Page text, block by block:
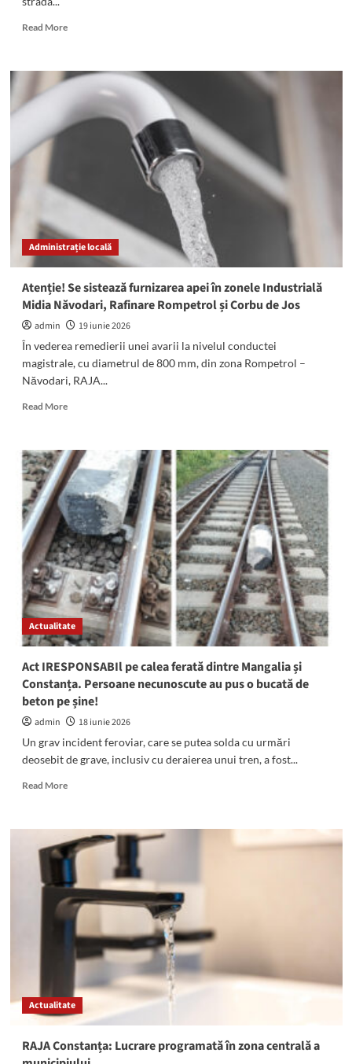
Read MoreRead
Pompierii
în
ALERTĂ!
A
luat
din
Albești
Administrație locală
Atenție! Se sistează furnizarea apei în zonele Industrială
Midia Năvodari, Rafinare Rompetrol și Corbu de Jos
admin
19 iunie 2026
În vederea remedierii unei avarii la nivelul conductei
magistrale, cu diametrul de 800 mm, din zona Rompetrol –
Năvodari, RAJA...
Read MoreRead
Atenție!
Se
sistează
furnizarea
apei
în
zonele
Industrială
Midia
Năvodari,
Rafinare
Rompetrol
și
Corbu
Jos
Actualitate
Act IRESPONSABIl pe calea ferată dintre Mangalia și
Constanța. Persoane necunoscute au pus o bucată de
beton pe șine!
admin
18 iunie 2026
Un grav incident feroviar, care se putea solda cu urmări
deosebit de grave, inclusiv cu deraierea unui tren, a fost...
Read MoreRead
Act
IRESPONSABIl
pe
calea
ferată
dintre
Mangalia
Constanța.
Persoane
necunoscute
au
pus
o
de
Actualitate
RAJA Constanța: Lucrare programată în zona centrală a